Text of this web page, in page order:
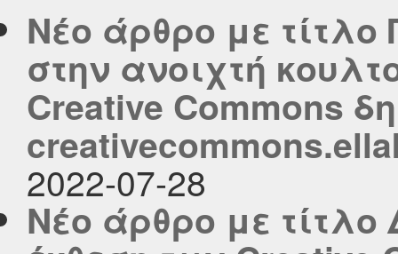
Νέο άρθρο με τίτλο
στην ανοιχτή
Creative Commons
2022-07-28
Νέο άρθρο με τίτλο